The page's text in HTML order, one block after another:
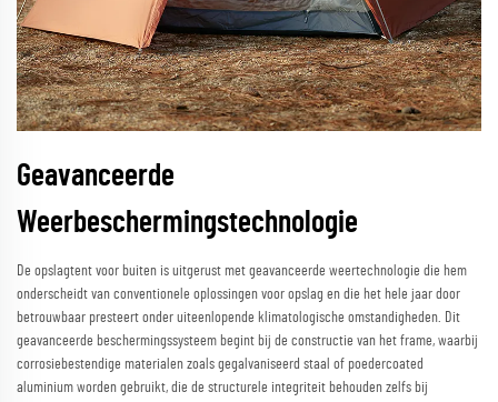
Geavanceerde
Weerbeschermingstechnologie
De opslagtent voor buiten is uitgerust met geavanceerde weertechnologie die hem
onderscheidt van conventionele oplossingen voor opslag en die het hele jaar door
betrouwbaar presteert onder uiteenlopende klimatologische omstandigheden. Dit
geavanceerde beschermingssysteem begint bij de constructie van het frame, waarbij
corrosiebestendige materialen zoals gegalvaniseerd staal of poedercoated
aluminium worden gebruikt, die de structurele integriteit behouden zelfs bij